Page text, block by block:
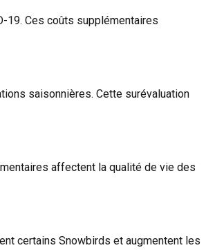
19. Ces coûts supplémentaires
saisonnières. Cette surévaluation
affectent la qualité de vie des
certains Snowbirds et augmentent les